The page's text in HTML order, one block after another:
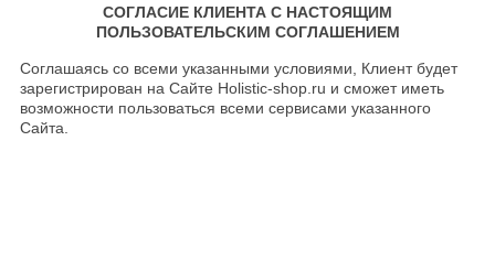
СОГЛАСИЕ КЛИЕНТА С НАСТОЯЩИМ
ПОЛЬЗОВАТЕЛЬСКИМ СОГЛАШЕНИЕМ
Соглашаясь со всеми указанными условиями, Клиент будет
зарегистрирован на Сайте Holistic-shop.ru и сможет иметь
возможности пользоваться всеми сервисами указанного
Сайта.